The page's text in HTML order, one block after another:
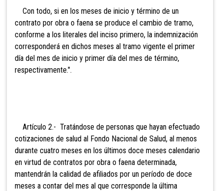
Con todo, si en los meses de inicio y término de un
contrato por obra o faena se produce el cambio de tramo,
conforme a los literales del inciso primero, la indemnización
corresponderá en dichos meses al tramo vigente el primer
día del mes de inicio y primer día del mes de término,
respectivamente.".
Artículo 2.- Tratándose de personas que hayan efectuado
cotizaciones de salud al Fondo Nacional de Salud, al menos
durante cuatro meses en los últimos doce meses calendario
en virtud de contratos por obra o faena determinada,
mantendrán la calidad de afiliados por un período de doce
meses a contar del mes al que corresponde la última